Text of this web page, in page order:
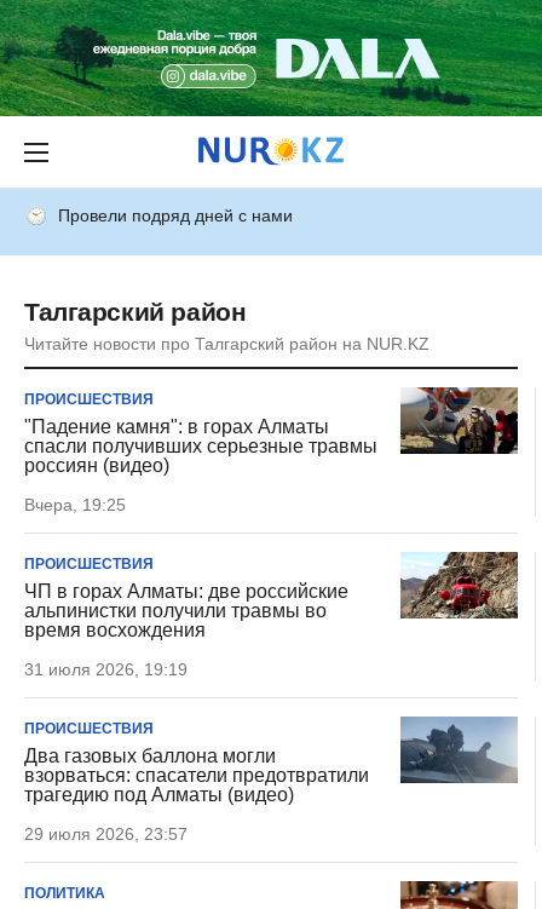
Провели подряд дней с нами
Талгарский район
Читайте новости про Талгарский район на NUR.KZ
ПРОИСШЕСТВИЯ
"Падение камня": в горах Алматы
спасли получивших серьезные травмы
россиян (видео)
Вчера, 19:25
ПРОИСШЕСТВИЯ
ЧП в горах Алматы: две российские
альпинистки получили травмы во
время восхождения
31 июля 2026, 19:19
ПРОИСШЕСТВИЯ
Два газовых баллона могли
взорваться: спасатели предотвратили
трагедию под Алматы (видео)
29 июля 2026, 23:57
ПОЛИТИКА